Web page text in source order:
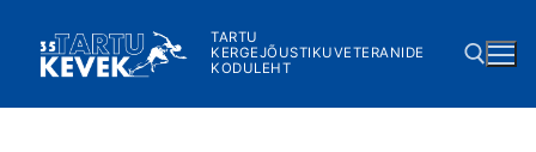
content
TARTU
KERGEJÕUSTIKUVETERANIDE
KODULEHT